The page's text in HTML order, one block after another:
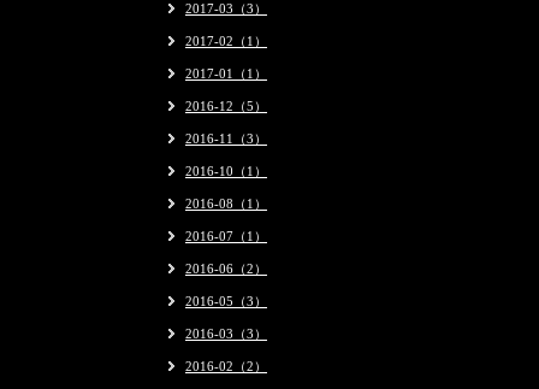
2017-03（3）
2017-02（1）
2017-01（1）
2016-12（5）
2016-11（3）
2016-10（1）
2016-08（1）
2016-07（1）
2016-06（2）
2016-05（3）
2016-03（3）
2016-02（2）